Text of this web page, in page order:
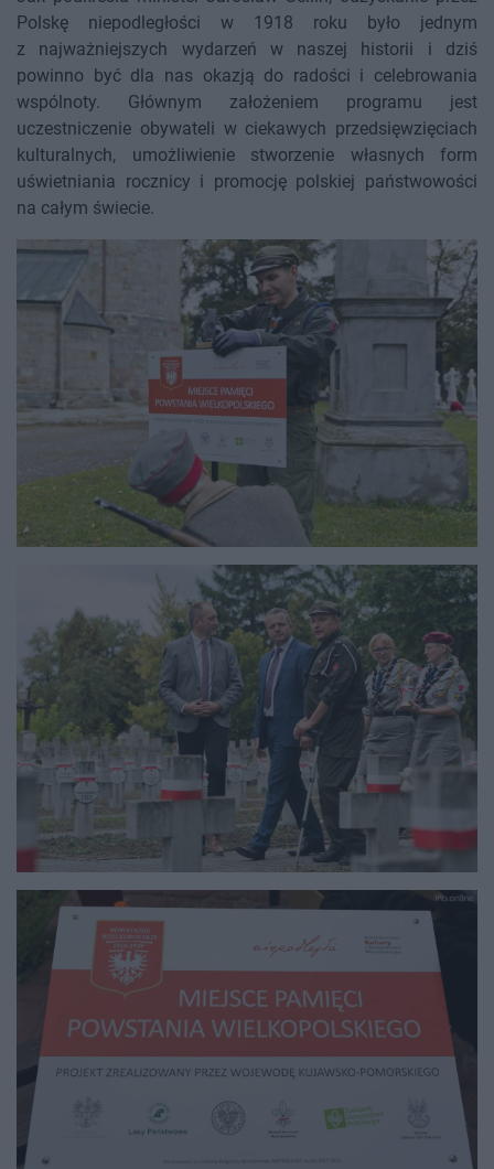
Polskę niepodległości w 1918 roku było jednym
z najważniejszych wydarzeń w naszej historii i dziś
powinno być dla nas okazją do radości i celebrowania
wspólnoty. Głównym założeniem programu jest
uczestniczenie obywateli w ciekawych przedsięwzięciach
kulturalnych, umożliwienie stworzenie własnych form
uświetniania rocznicy i promocję polskiej państwowości
na całym świecie.